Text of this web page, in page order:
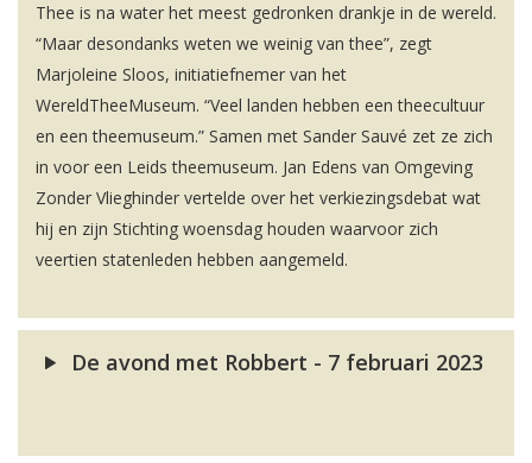
Thee is na water het meest gedronken drankje in de wereld.
“Maar desondanks weten we weinig van thee”, zegt
Marjoleine Sloos, initiatiefnemer van het
WereldTheeMuseum. “Veel landen hebben een theecultuur
en een theemuseum.” Samen met Sander Sauvé zet ze zich
in voor een Leids theemuseum. Jan Edens van Omgeving
Zonder Vlieghinder vertelde over het verkiezingsdebat wat
hij en zijn Stichting woensdag houden waarvoor zich
veertien statenleden hebben aangemeld.
De avond met Robbert - 7 februari 2023